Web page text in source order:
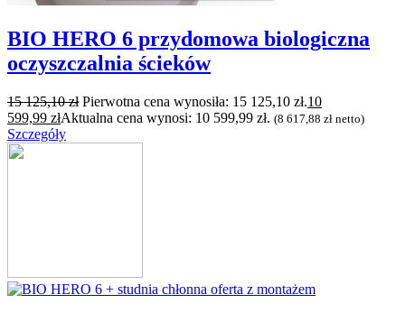
BIO HERO 6 przydomowa biologiczna
oczyszczalnia ścieków
15 125,10zł Pierwotna cena wynosiła: 15 125,10 zł.10
599,99 złAktualna cena wynosi: 10 599,99 zł. (8 617,88 zł netto)
Szczegóły